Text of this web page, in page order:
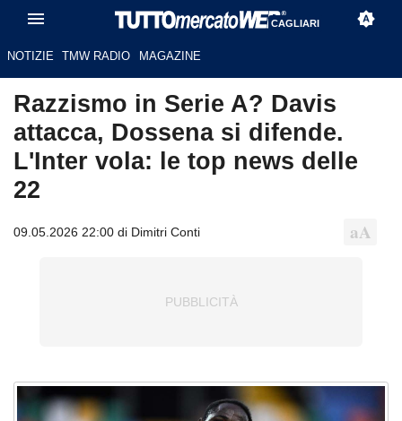
CAGLIARI
NOTIZIE TMW RADIO MAGAZINE
Razzismo in Serie A? Davis
attacca, Dossena si difende.
L'Inter vola: le top news delle
22
09.05.2026 22:00 di Dimitri Conti